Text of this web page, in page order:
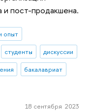
пост-продакшена.
опыт
студенты
дискуссии
бакалавриат
18 сентября 2023